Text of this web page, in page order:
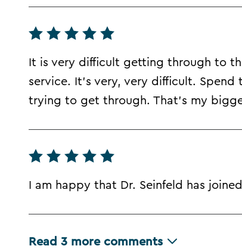
It is very difficult getting through to
service. It's very, very difficult.
trying to get through. That's my
I am happy that Dr. Seinfeld has
Read 3 more comments